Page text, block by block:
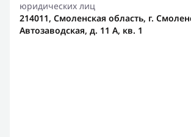
юридических лиц
214011, Смоленская область, г.
Автозаводская, д. 11 А, кв. 1